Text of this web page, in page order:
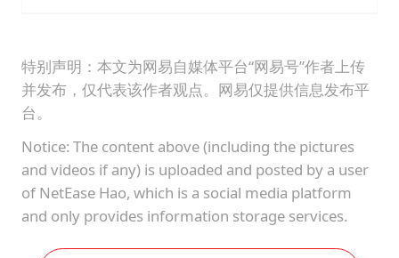
特别声明：本文为网易自媒体平台“网易号”作者上传
并发布，仅代表该作者观点。网易仅提供信息发布平
台。
Notice: The content above (including the pictures
and videos if any) is uploaded and posted by a user
of NetEase Hao, which is a social media platform
and only provides information storage services.